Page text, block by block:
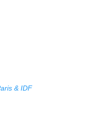
& IDF